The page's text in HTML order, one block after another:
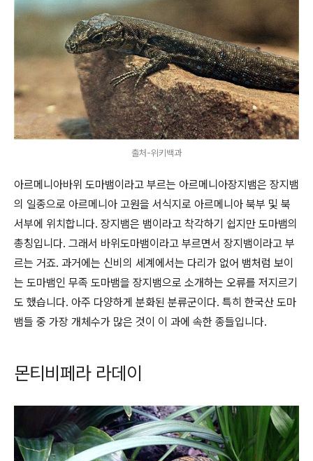
출처-위키백과
아르메니아바위 도마뱀이라고 부르는 아르메니아장지뱀은 장지뱀
의 일종으로 아르메니아 고원을 서식지로 아르메니아 북부 및 북
서부에 위치합니다. 장지뱀은 뱀이라고 착각하기 쉽지만 도마뱀의
총칭입니다. 그래서 바위도마뱀이라고 부르면서 장지뱀이라고 부
르는 거죠. 과거에는 신비의 세계에서는 다리가 없어 뱀처럼 보이
는 도마뱀인 무족 도마뱀을 장지뱀으로 소개하는 오류를 저지르기
도 했습니다. 아주 다양하게 분화된 분류군이다. 특히 한국산 도마
뱀들 중 가장 개체수가 많은 것이 이 과에 속한 종들입니다.
몬티비페라 라데이